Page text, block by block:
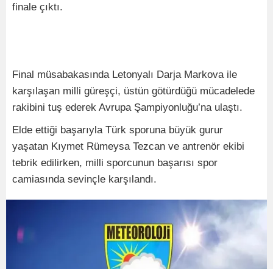
finale çıktı.
Final müsabakasında Letonyalı Darja Markova ile
karşılaşan milli güreşçi, üstün götürdüğü mücadelede
rakibini tuş ederek Avrupa Şampiyonluğu’na ulaştı.
Elde ettiği başarıyla Türk sporuna büyük gurur
yaşatan Kıymet Rümeysa Tezcan ve antrenör ekibi
tebrik edilirken, milli sporcunun başarısı spor
camiasında sevinçle karşılandı.